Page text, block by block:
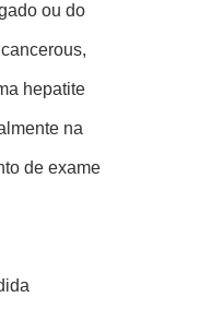
ou do
hepatite
na
de exame